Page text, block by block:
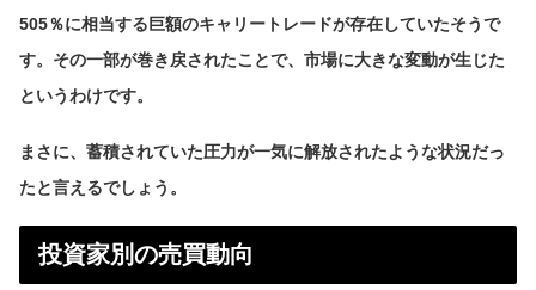
505％に相当する巨額のキャリートレードが存在していたそうで
す。その一部が巻き戻されたことで、市場に大きな変動が生じた
というわけです。
まさに、蓄積されていた圧力が一気に解放されたような状況だっ
たと言えるでしょう。
投資家別の売買動向